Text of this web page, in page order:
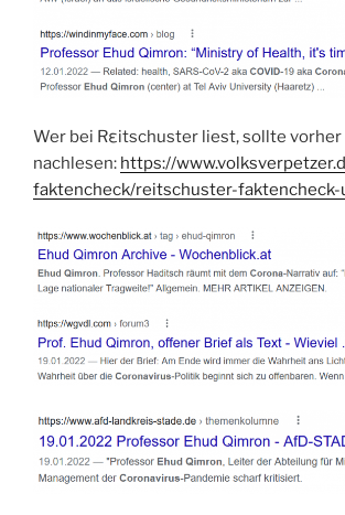
Wer bei Rεitschuster liest, sollte
nachlesen: https://
faktencheck/reitschuster-faktencheck-